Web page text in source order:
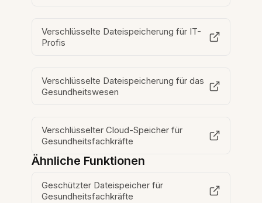
Verschlüsselte Dateispeicherung für IT-
Profis
Verschlüsselte Dateispeicherung für das
Gesundheitswesen
Verschlüsselter Cloud-Speicher für
Gesundheitsfachkräfte
Ähnliche Funktionen
Geschützter Dateispeicher für
Gesundheitsfachkräfte